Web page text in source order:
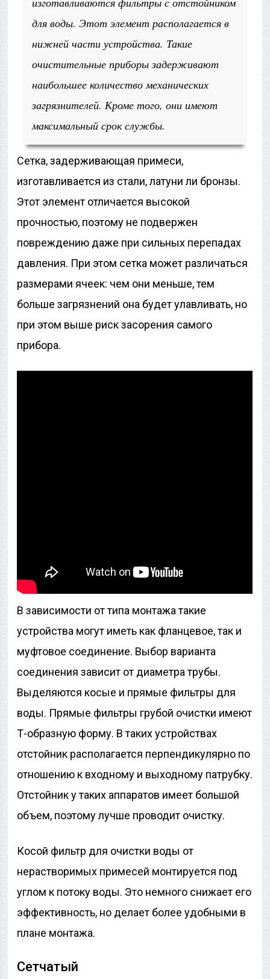
для воды. Этот элемент располагается в
нижней части устройства. Такие
очистительные приборы задерживают
наибольшее количество механических
загрязнителей. Кроме того, они имеют
максимальный срок службы.
Сетка, задерживающая примеси,
изготавливается из стали, латуни ли бронзы.
Этот элемент отличается высокой
прочностью, поэтому не подвержен
повреждению даже при сильных перепадах
давления. При этом сетка может различаться
размерами ячеек: чем они меньше, тем
больше загрязнений она будет улавливать, но
при этом выше риск засорения самого
прибора.
В зависимости от типа монтажа такие
устройства могут иметь как фланцевое, так и
муфтовое соединение. Выбор варианта
соединения зависит от диаметра трубы.
Выделяются косые и прямые фильтры для
воды. Прямые фильтры грубой очистки имеют
Т-образную форму. В таких устройствах
отстойник располагается перпендикулярно по
отношению к входному и выходному патрубку.
Отстойник у таких аппаратов имеет большой
объем, поэтому лучше проводит очистку.
Косой фильтр для очистки воды от
нерастворимых примесей монтируется под
углом к потоку воды. Это немного снижает его
эффективность, но делает более удобными в
плане монтажа.
Сетчатый